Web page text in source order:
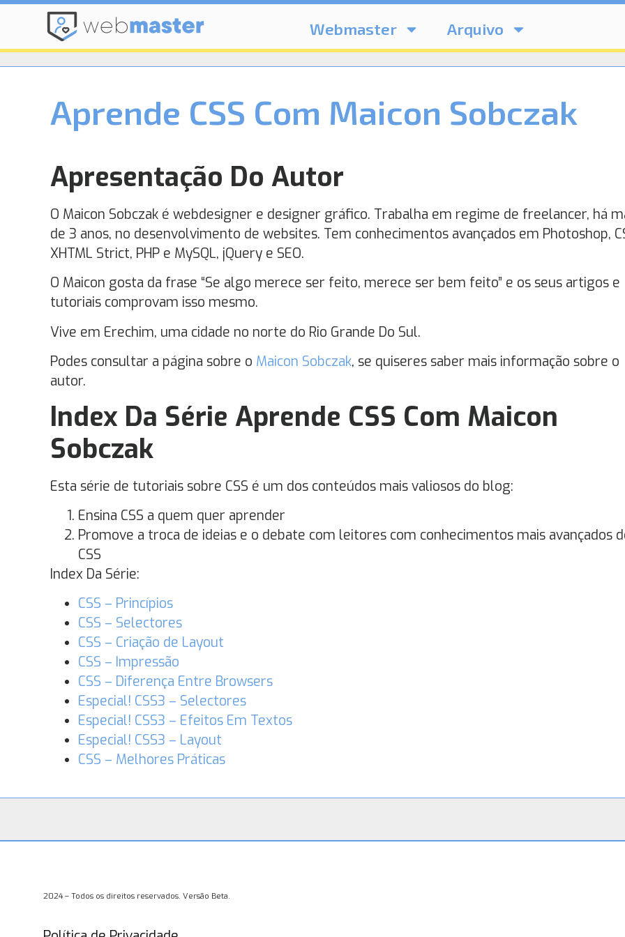
Webmaster Arquivo
Aprende CSS Com Maicon Sobczak
Apresentação Do Autor
O Maicon Sobczak é webdesigner e designer gráfico. Trabalha em regime de freelancer, há
de 3 anos, no desenvolvimento de websites. Tem conhecimentos avançados em Photoshop,
XHTML Strict, PHP e MySQL, jQuery e SEO.
O Maicon gosta da frase “Se algo merece ser feito, merece ser bem feito” e os seus artigos e
tutoriais comprovam isso mesmo.
Vive em Erechim, uma cidade no norte do Rio Grande Do Sul.
Podes consultar a página sobre o Maicon Sobczak, se quiseres saber mais informação sobre o
autor.
Index Da Série Aprende CSS Com Maicon
Sobczak
Esta série de tutoriais sobre CSS é um dos conteúdos mais valiosos do blog:
Ensina CSS a quem quer aprender
Promove a troca de ideias e o debate com leitores com conhecimentos mais avançados
CSS
Index Da Série:
CSS – Princípios
CSS – Selectores
CSS – Criação de Layout
CSS – Impressão
CSS – Diferença Entre Browsers
Especial! CSS3 – Selectores
Especial! CSS3 – Efeitos Em Textos
Especial! CSS3 – Layout
CSS – Melhores Práticas
2024 – Todos os direitos reservados. Versão Beta.